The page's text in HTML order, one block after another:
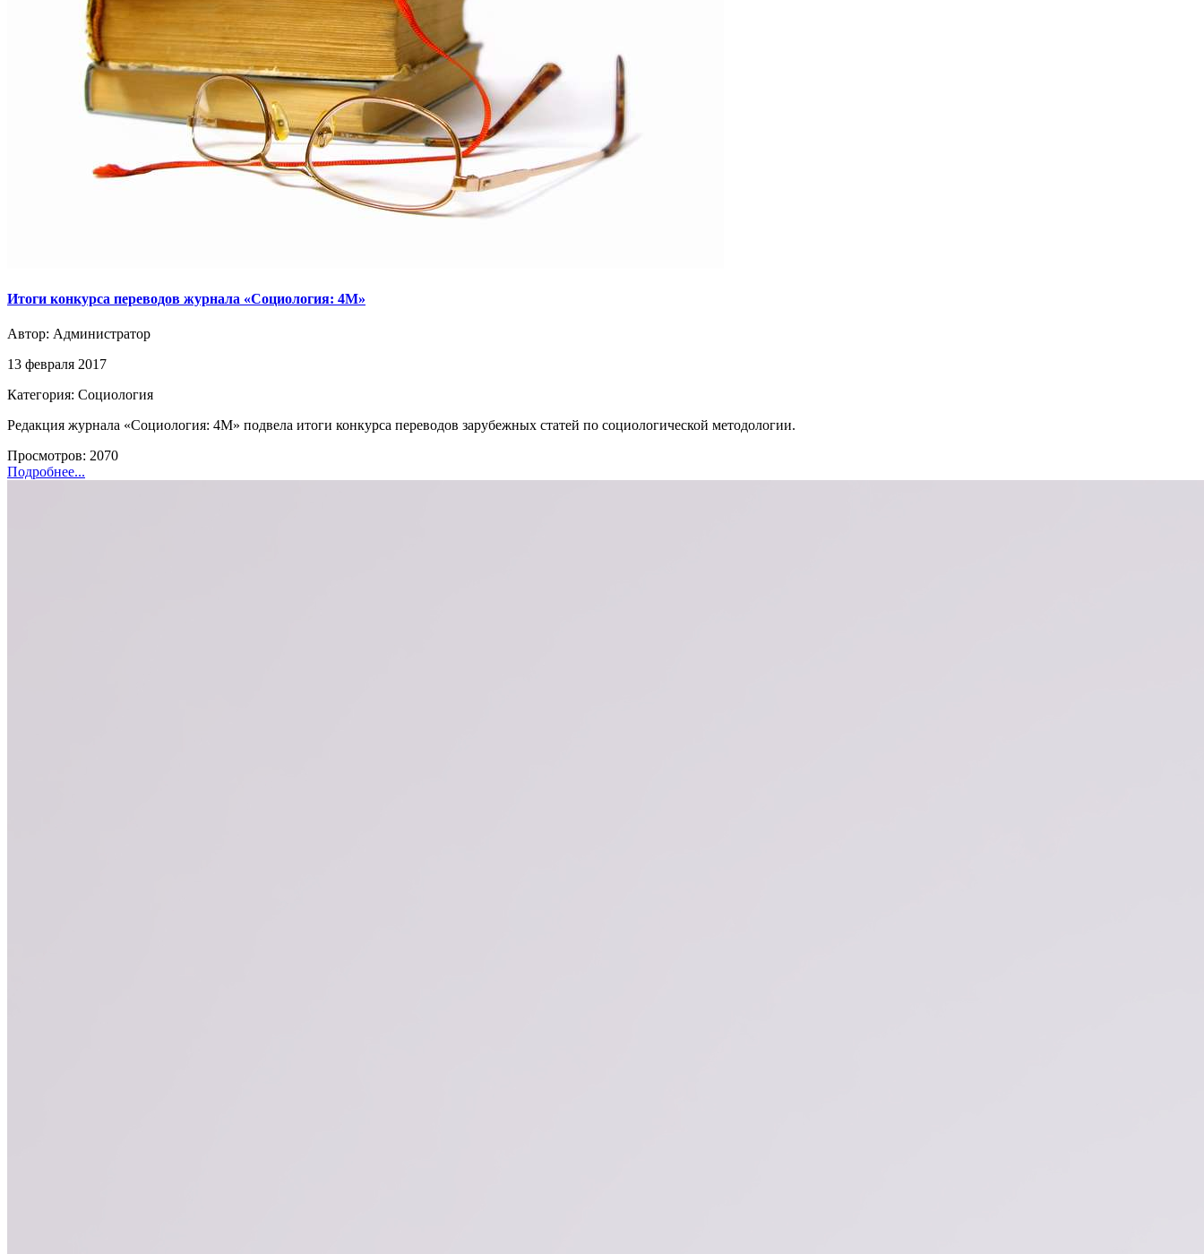
Итоги конкурса переводов журнала «Социология: 4М»
Автор: Администратор
13 февраля 2017
Категория: Социология
Редакция журнала «Социология: 4М» подвела итоги конкурса переводов зарубежных статей по социологической методологии.
Просмотров: 2070
Подробнее...